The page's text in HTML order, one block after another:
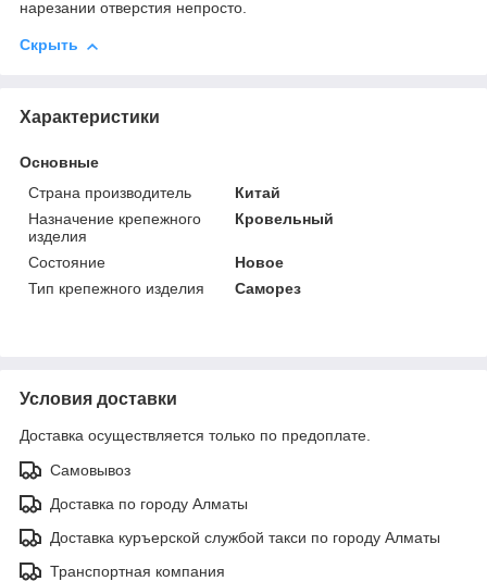
нарезании отверстия непросто.
Скрыть
Характеристики
Основные
Страна производитель
Китай
Назначение крепежного
изделия
Кровельный
Состояние
Новое
Тип крепежного изделия
Саморез
Условия доставки
Доставка осуществляется только по предоплате.
Самовывоз
Доставка по городу Алматы
Доставка куръерской службой такси по городу Алматы
Транспортная компания